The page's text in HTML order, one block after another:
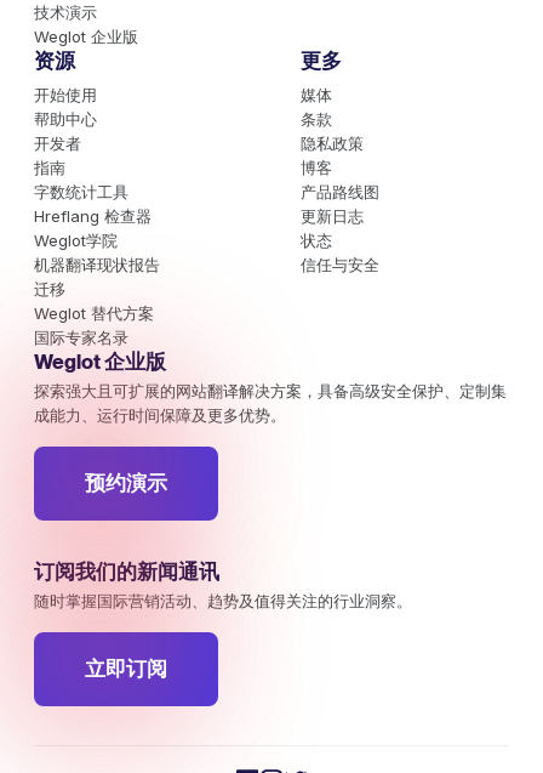
技术演示
Weglot 企业版
资源
开始使用
帮助中心
开发者
指南
字数统计工具
Hreflang 检查器
Weglot学院
机器翻译现状报告
迁移
Weglot 替代方案
国际专家名录
更多
媒体
条款
隐私政策
博客
产品路线图
更新日志
状态
信任与安全
Weglot 企业版
探索强大且可扩展的网站翻译解决方案，具备高级安全保护、定制集
成能力、运行时间保障及更多优势。
预约演示
订阅我们的新闻通讯
随时掌握国际营销活动、趋势及值得关注的行业洞察。
立即订阅